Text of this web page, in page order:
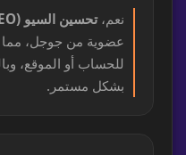
نعم،تحسين السيو (SEO)
عضوية من جوجل، مما
للحساب أو الموقع،
بشكل مستمر.